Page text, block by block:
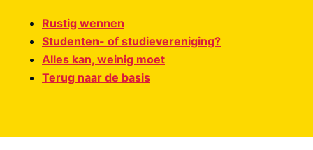
Rustig wennen
Studenten- of studievereniging?
Alles kan, weinig moet
Terug naar de basis